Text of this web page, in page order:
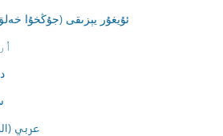
ئۇيغۇر يېزىقى (جۇڭخۇا
عربي